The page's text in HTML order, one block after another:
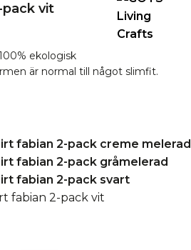
pack vit
ekologisk
är normal till något slimfit.